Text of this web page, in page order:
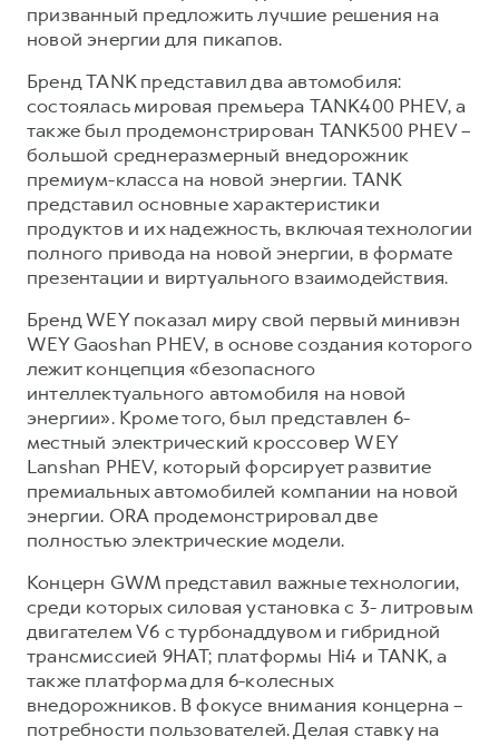
призванный предложить лучшие решения на
новой энергии для пикапов.
Бренд TANK представил два автомобиля:
состоялась мировая премьера TANK400 PHEV, а
также был продемонстрирован TANK500 PHEV –
большой среднеразмерный внедорожник
премиум-класса на новой энергии. TANK
представил основные характеристики
продуктов и их надежность, включая технологии
полного привода на новой энергии, в формате
презентации и виртуального взаимодействия.
Бренд WEY показал миру свой первый минивэн
WEY Gaoshan PHEV, в основе создания которого
лежит концепция «безопасного
интеллектуального автомобиля на новой
энергии». Кроме того, был представлен 6-
местный электрический кроссовер WEY
Lanshan PHEV, который форсирует развитие
премиальных автомобилей компании на новой
энергии. ORA продемонстрировал две
полностью электрические модели.
Концерн GWM представил важные технологии,
среди которых силовая установка с 3- литровым
двигателем V6 с турбонаддувом и гибридной
трансмиссией 9HAT; платформы Hi4 и TANK, а
также платформа для 6-колесных
внедорожников. В фокусе внимания концерна –
потребности пользователей. Делая ставку на